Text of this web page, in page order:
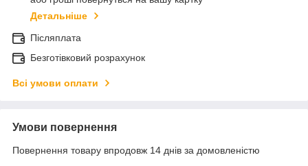
Детальніше
Післяплата
Безготівковий розрахунок
Всі умови оплати
Умови повернення
Повернення товару впродовж 14 днів за домовленістю